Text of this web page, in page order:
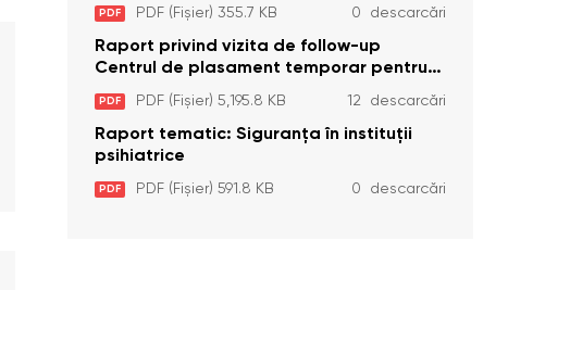
Dizabilități (Adulte) din s. Brînzeni, r.
Edineț, din data de 25 mai 2026
PDF PDF (Fișier) 355.7 KB 0 descarcări
Raport privind vizita de follow-up
Centrul de plasament temporar pentru
persoanele cu dizabilități (adulte)
Bădiceni, Soroca (11 iunie 2026)
PDF PDF (Fișier) 5,195.8 KB 12 descarcări
Raport tematic: Siguranța în instituții
psihiatrice
PDF PDF (Fișier) 591.8 KB 0 descarcări